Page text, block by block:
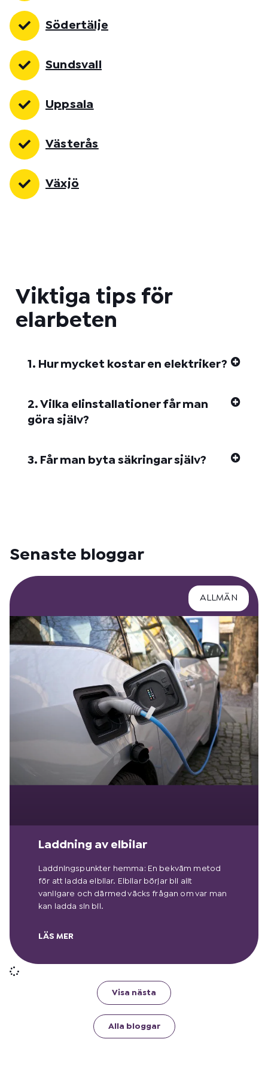
Södertälje
Sundsvall
Uppsala
Västerås
Växjö
Viktiga tips för
elarbeten
1. Hur mycket kostar en elektriker?
2. Vilka elinstallationer får man
göra själv?
3. Får man byta säkringar själv?
Senaste bloggar
ALLMÄN
Laddning av elbilar
Laddningspunkter hemma: En bekväm metod
för att ladda elbilar. Elbilar börjar bli allt
vanligare och därmed väcks frågan om var man
kan ladda sin bil.
LÄS MER
Visa nästa
Alla bloggar